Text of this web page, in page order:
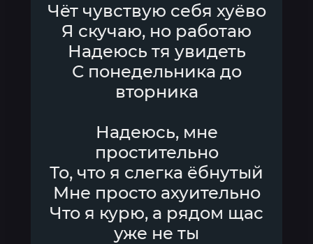
Чёт чувствую себя хуёво
Я скучаю, но работаю
Надеюсь тя увидеть
С понедельника до
вторника
Надеюсь, мне
простительно
То, что я слегка ёбнутый
Мне просто ахуительно
Что я курю, а рядом щас
уже не ты